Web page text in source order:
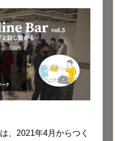
は、2021年4月からつく